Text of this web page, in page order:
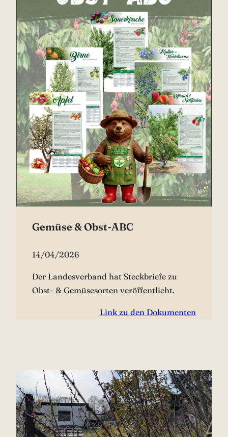
Gemüse & Obst-ABC
14/04/2026
Der Landesverband hat Steckbriefe zu
Obst- & Gemüsesorten veröffentlicht.
Link zu den Dokumenten